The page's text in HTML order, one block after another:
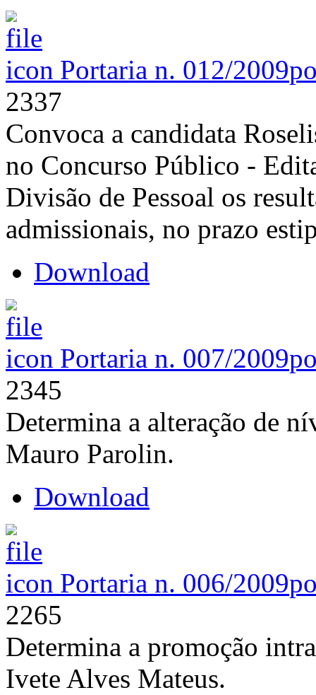
Portaria n. 012/2009
2337
Convoca a candidata
no Concurso Público -
Divisão de Pessoal os
admissionais, no prazo
Download
Portaria n. 007/2009
2345
Determina a alteração de
Mauro Parolin.
Download
Portaria n. 006/2009
2265
Determina a promoção
Ivete Alves Mateus.